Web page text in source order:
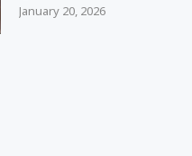
January 20, 2026